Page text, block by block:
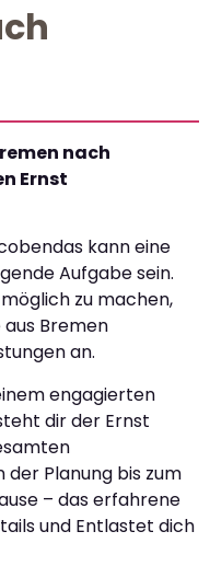
nach
Ernst
kann eine
Aufgabe sein.
zu machen,
Bremen
an.
engagierten
dir der Ernst
der Planung bis zum
– das erfahrene
und Entlastet dich